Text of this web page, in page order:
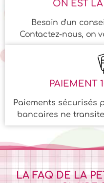
ON EST
Besoin d'un
Contactez-nous, on
PAIEMENT
Paiements sécurisés
bancaires ne
LA FAQ DE LA